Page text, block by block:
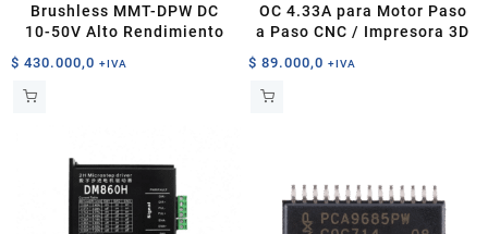
Brushless MMT-DPW DC
10-50V Alto Rendimiento
$ 430.000,0 +IVA
OC 4.33A para Motor Paso
a Paso CNC / Impresora 3D
$ 89.000,0 +IVA